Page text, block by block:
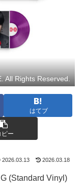
All Rights Reserved.
はてブ
ピー
2026.03.13 2026.03.18
(Standard Vinyl)